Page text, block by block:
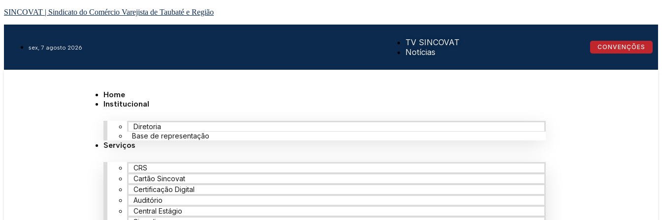
SINCOVAT | Sindicato do Comércio Varejista de Taubaté e Região
sex, 7 agosto 2026
TV SINCOVAT
Notícias
CONVENÇÕES
Home
Institucional
Diretoria
Base de representação
Serviços
CRS
Cartão Sincovat
Certificação Digital
Auditório
Central Estágio